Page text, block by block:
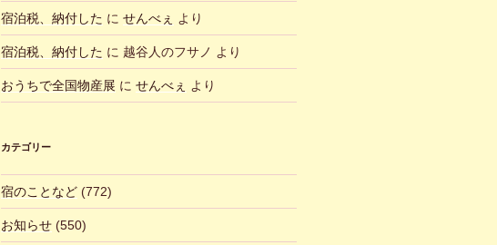
宿泊税、納付した に せんべぇ より
宿泊税、納付した に 越谷人のフサノ より
おうちで全国物産展 に せんべぇ より
カテゴリー
宿のことなど(772)
お知らせ(550)